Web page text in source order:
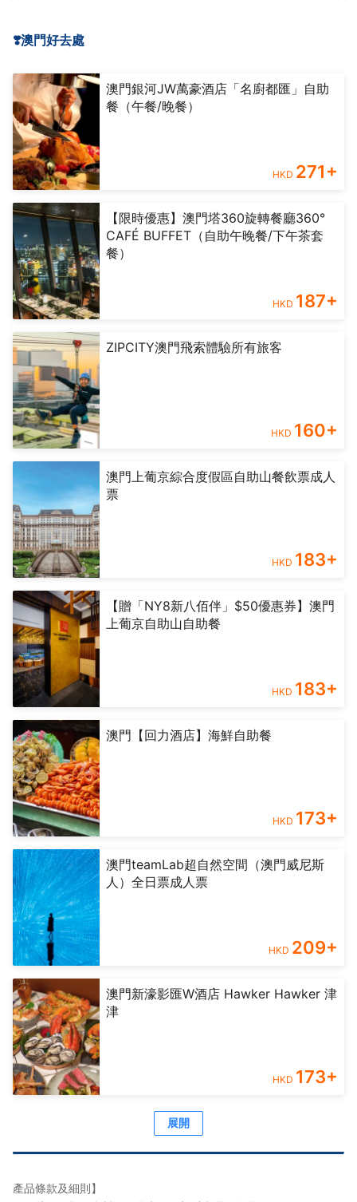
❣️澳門好去處
澳門銀河JW萬豪酒店「名廚都匯」自助
餐（午餐/晚餐）
HKD 271+
【限時優惠】澳門塔360旋轉餐廳360°
CAFÉ BUFFET（自助午晚餐/下午茶套
餐）
HKD 187+
ZIPCITY澳門飛索體驗所有旅客
HKD 160+
澳門上葡京綜合度假區自助山餐飲票成人
票
HKD 183+
【贈「NY8新八佰伴」$50優惠券】澳門
上葡京自助山自助餐
HKD 183+
澳門【回力酒店】海鮮自助餐
HKD 173+
澳門teamLab超自然空間（澳門威尼斯
人）全日票成人票
HKD 209+
澳門新濠影匯W酒店 Hawker Hawker 津
津
HKD 173+
展開
產品條款及細則】